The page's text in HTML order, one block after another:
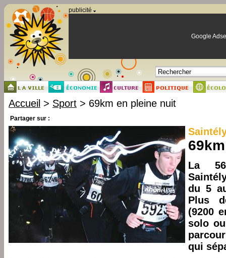
publicité
Google
Accueil > Sport > 69km en pleine nuit
Partager sur :
La
du 5
Plus
(9200
solo
qui
Panneau de gestion des cookies